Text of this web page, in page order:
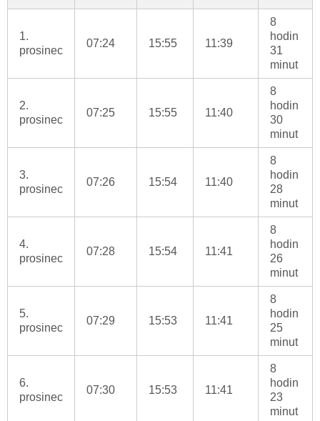
1.
prosinec
07:24 15:55 11:39
8
hodin
31
minut
2.
prosinec
07:25 15:55 11:40
8
hodin
30
minut
3.
prosinec
07:26 15:54 11:40
8
hodin
28
minut
4.
prosinec
07:28 15:54 11:41
8
hodin
26
minut
5.
prosinec
07:29 15:53 11:41
8
hodin
25
minut
6.
prosinec
07:30 15:53 11:41
8
hodin
23
minut